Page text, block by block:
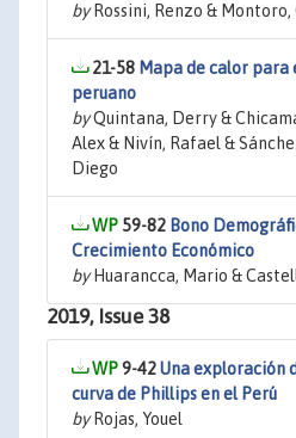
byRossini, Renzo & Montoro,
21-58 Mapa de calor
peruano
byQuintana, Derry &
Alex & Nivín, Rafael &
Diego
59-82 Bono
Crecimiento Económico
byHuarancca, Mario &
2019, Issue 38
9-42Una exploración
curva de Phillips en el Perú
byRojas, Youel